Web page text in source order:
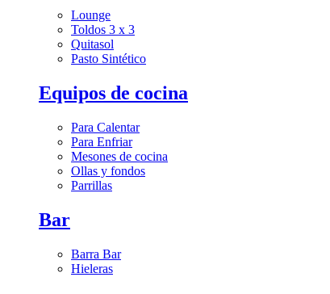
Lounge
Toldos 3 x 3
Quitasol
Pasto Sintético
Equipos de cocina
Para Calentar
Para Enfriar
Mesones de cocina
Ollas y fondos
Parrillas
Bar
Barra Bar
Hieleras